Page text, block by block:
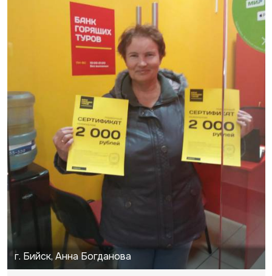
г. Бийск, Анна Богданова